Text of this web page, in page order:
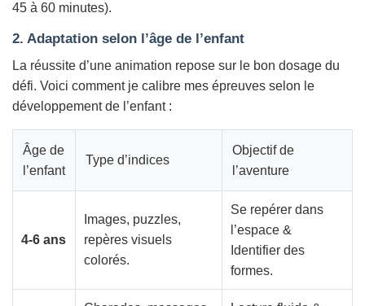
45 à 60 minutes).
2. Adaptation selon l’âge de l’enfant
La réussite d’une animation repose sur le bon dosage du
défi. Voici comment je calibre mes épreuves selon le
développement de l’enfant :
Âge de
l’enfant
Type d’indices
Objectif de
l’aventure
4-6 ans
Images, puzzles,
repères visuels
colorés.
Se repérer dans
l’espace &
Identifier des
formes.